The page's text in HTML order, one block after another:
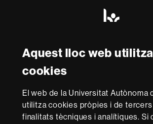
Aquest lloc web utilitza
cookies
El web de la Universitat Autònoma
utilitza cookies pròpies i de tercers
finalitats tècniques i analítiques. Si
-
Amb el finançament de
Sobre
aquest
Avís legal Protecció de dades